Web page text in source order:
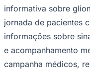
informativa sobre
jornada de pacientes
informações sobre
e acompanhamento
campanha médicos,